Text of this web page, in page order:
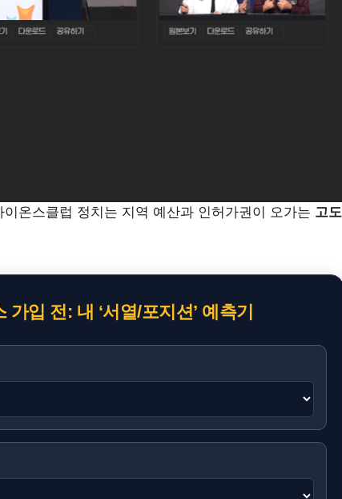
온스클럽 정치는 지역 예산과 인허가권이 오가는 고도
가입 전: 내 ‘서열/포지션’ 예측기